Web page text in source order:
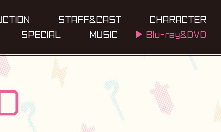
CTI O N ST A F F& C A ST C H A R A CT E R
S P E C I A L M U S I C B u-ray& DV D
D